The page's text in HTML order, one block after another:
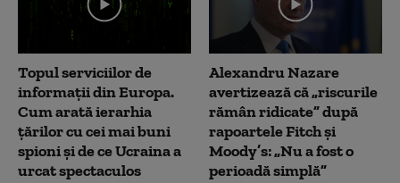
Topul serviciilor de
informații din Europa.
Cum arată ierarhia
țărilor cu cei mai buni
spioni și de ce Ucraina a
urcat spectaculos
Alexandru Nazare
avertizează că „riscurile
rămân ridicate” după
rapoartele Fitch și
Moody’s: „Nu a fost o
perioadă simplă”